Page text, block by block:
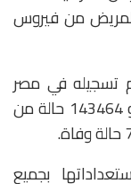
المريض من فيروس
تسجيله في مصر
بفيروس كورونا المستجد حتى الإثنين، هو 143464 حالة من
بجميع